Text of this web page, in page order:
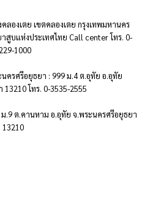
ลองเตย เขตคลองเตย กรุงเทพมหานคร
บแห่งประเทศไทย Call center โทร. 0-
1000
ครศรีอยุธยา : 999 ม.4 ต.อุทัย อ.อุทัย
โทร. 0-3535-2555
.9 ต.คานหาม อ.อุทัย จ.พระนครศรีอยุธยา
13210